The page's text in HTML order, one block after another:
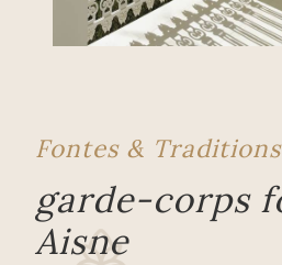
Fontes & Traditions
garde-corps
Aisne